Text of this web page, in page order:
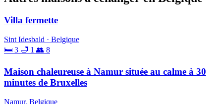
Villa fermette
Sint Idesbald · Belgique
🛏 3 🛁 1 👥 8
Maison chaleureuse à Namur située au calme à 30
minutes de Bruxelles
Namur, Belgique